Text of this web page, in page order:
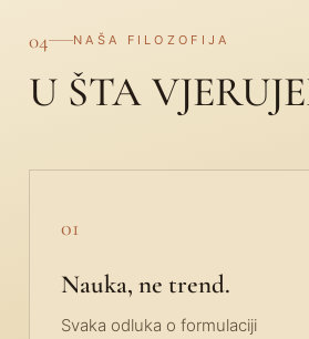
04 NAŠA FILOZOFIJA
U ŠTA
01
Nauka, ne trend.
Svaka odluka o formulaciji